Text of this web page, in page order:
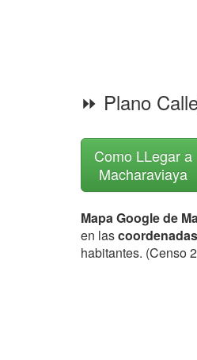
⏩ Plano
Como LLegar a
Macharaviaya
Mapa Google de
en las
habitantes. (Censo